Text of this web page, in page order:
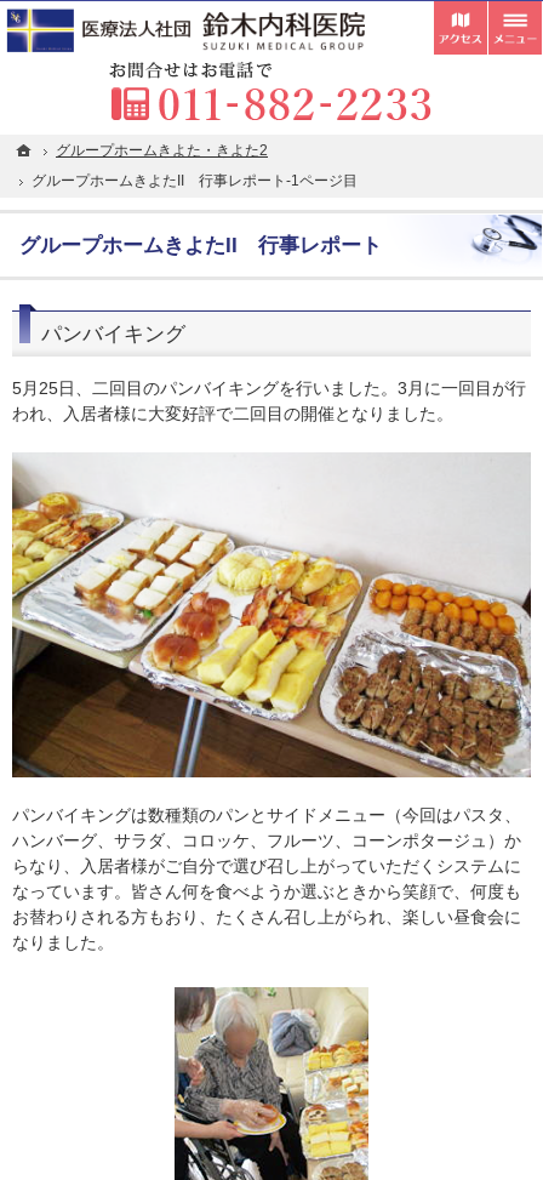
ホーム
グループホームきよた・きよた2
グループホームきよたII 行事レポート-1ページ目
グループホームきよたII 行事レポート
胃カメラ・内視鏡検査・超音波検査の専門医が在籍。札幌市清田区の内科・クリニックな
札幌市清田区の内科・クリニックなら在宅往診・訪問看護にも対応している鈴木内科医院
パンバイキング
5月25日、二回目のパンバイキングを行いました。3月に一回目が行
われ、入居者様に大変好評で二回目の開催となりました。
パンバイキングは数種類のパンとサイドメニュー（今回はパスタ、
ハンバーグ、サラダ、コロッケ、フルーツ、コーンポタージュ）か
らなり、入居者様がご自分で選び召し上がっていただくシステムに
なっています。皆さん何を食べようか選ぶときから笑顔で、何度も
お替わりされる方もおり、たくさん召し上がられ、楽しい昼食会に
なりました。
受付
ホーム
グループホームきよた・きよた2
グループホームきよたII 行事レポート-1ページ目